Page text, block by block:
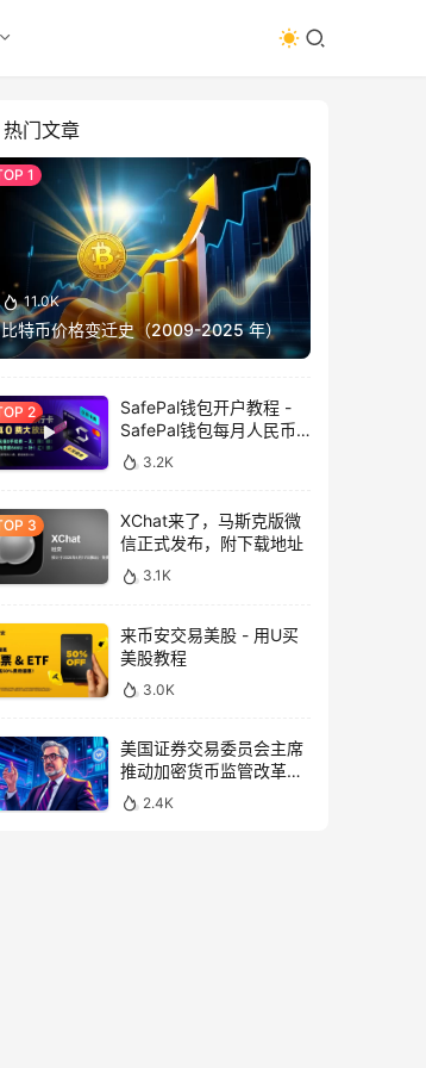
热门文章
11.0K
比特币价格变迁史（2009-2025 年）
SafePal钱包开户教程 -
SafePal钱包每月人民币
消费前666U享受汇损补
贴
3.2K
XChat来了，马斯克版微
信正式发布，附下载地址
3.1K
来币安交易美股 - 用U买
美股教程
3.0K
美国证券交易委员会主席
推动加密货币监管改革，
力求未来验证
2.4K